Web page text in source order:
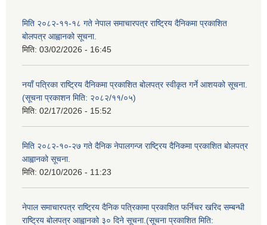
मिति २०८२-११-१८ गते नेपाल समाचारपत्र राष्ट्रिय दैनिकमा प्रकाशित
बोलपत्र आह्वानको सूचना.
मिति: 03/02/2026 - 16:45
नयाँ पत्रिका राष्ट्रिय दैनिकमा प्रकाशित बोलपत्र स्वीकृत गर्ने आशयको सूचना.
(सूचना प्रकाशन मिति: २०८२/११/०५)
मिति: 02/17/2026 - 15:52
मिति २०८२-१०-२७ गते दैनिक नेपालगन्ज राष्ट्रिय दैनिकमा प्रकाशित बोलपत्र
आह्वानको सूचना.
मिति: 02/10/2026 - 11:23
नेपाल समाचारपत्र राष्ट्रिय दैनिक पत्रिकामा प्रकाशित फर्निचर खरिद सम्बन्धी
राष्ट्रिय बोलपत्र आह्वानको ३० दिने सूचना.(सूचना प्रकाशित मिति: